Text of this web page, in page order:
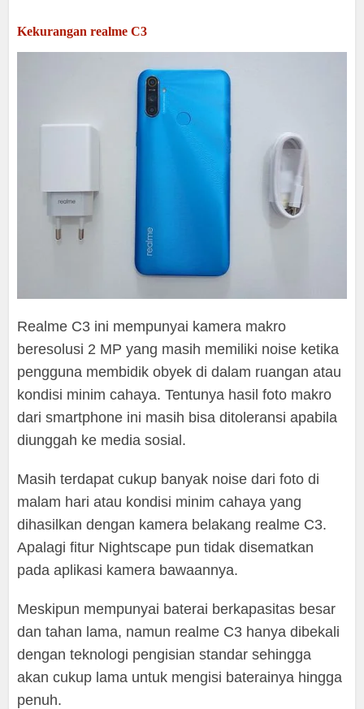
Kekurangan realme C3
Realme C3 ini mempunyai kamera makro
beresolusi 2 MP yang masih memiliki noise ketika
pengguna membidik obyek di dalam ruangan atau
kondisi minim cahaya. Tentunya hasil foto makro
dari smartphone ini masih bisa ditoleransi apabila
diunggah ke media sosial.
Masih terdapat cukup banyak noise dari foto di
malam hari atau kondisi minim cahaya yang
dihasilkan dengan kamera belakang realme C3.
Apalagi fitur Nightscape pun tidak disematkan
pada aplikasi kamera bawaannya.
Meskipun mempunyai baterai berkapasitas besar
dan tahan lama, namun realme C3 hanya dibekali
dengan teknologi pengisian standar sehingga
akan cukup lama untuk mengisi baterainya hingga
penuh.